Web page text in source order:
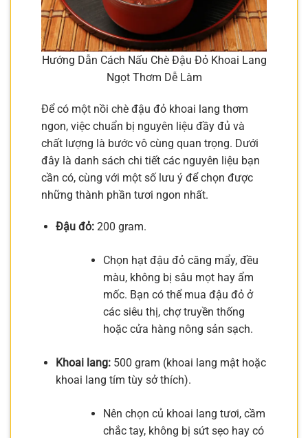
Hướng Dẫn Cách Nấu Chè Đậu Đỏ Khoai Lang
Ngọt Thơm Dễ Làm
Để có một nồi chè đậu đỏ khoai lang thơm
ngon, việc chuẩn bị nguyên liệu đầy đủ và
chất lượng là bước vô cùng quan trọng. Dưới
đây là danh sách chi tiết các nguyên liệu bạn
cần có, cùng với một số lưu ý để chọn được
những thành phần tươi ngon nhất.
Đậu đỏ:200 gram.
Chọn hạt đậu đỏ căng mẩy, đều
màu, không bị sâu mọt hay ẩm
mốc. Bạn có thể mua đậu đỏ ở
các siêu thị, chợ truyền thống
hoặc cửa hàng nông sản sạch.
Khoai lang:500 gram (khoai lang mật hoặc
khoai lang tím tùy sở thích).
Nên chọn củ khoai lang tươi, cầm
chắc tay, không bị sứt sẹo hay có